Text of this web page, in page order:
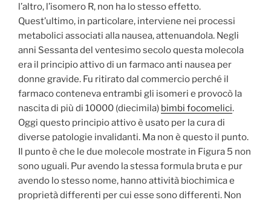
l’altro, l’isomero R, non ha lo stesso effetto.
Quest’ultimo, in particolare, interviene nei processi
metabolici associati alla nausea, attenuandola. Negli
anni Sessanta del ventesimo secolo questa molecola
era il principio attivo di un farmaco anti nausea per
donne gravide. Fu ritirato dal commercio perché il
farmaco conteneva entrambi gli isomeri e provocò la
nascita di più di 10000 (diecimila) bimbi focomelici.
Oggi questo principio attivo è usato per la cura di
diverse patologie invalidanti. Ma non è questo il punto.
Il punto è che le due molecole mostrate in Figura 5 non
sono uguali. Pur avendo la stessa formula bruta e pur
avendo lo stesso nome, hanno attività biochimica e
proprietà differenti per cui esse sono differenti. Non